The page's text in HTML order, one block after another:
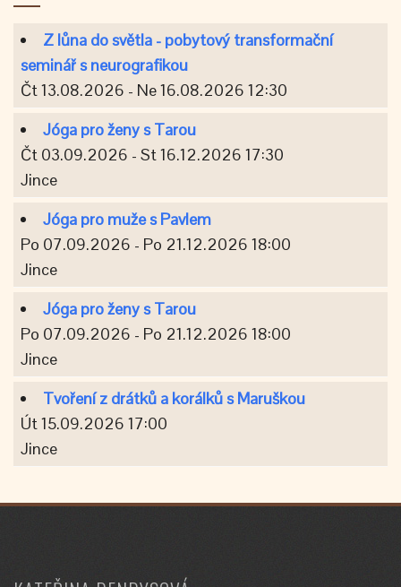
Z lůna do světla - pobytový transformační
seminář s neurografikou
Čt 13.08.2026 - Ne 16.08.2026 12:30
Jóga pro ženy s Tarou
Čt 03.09.2026 - St 16.12.2026 17:30
Jince
Jóga pro muže s Pavlem
Po 07.09.2026 - Po 21.12.2026 18:00
Jince
Jóga pro ženy s Tarou
Po 07.09.2026 - Po 21.12.2026 18:00
Jince
Tvoření z drátků a korálků s Maruškou
Út 15.09.2026 17:00
Jince